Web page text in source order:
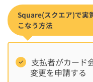
Square(スクエア)で実
こなう方法
支払者がカード
変更を申請する